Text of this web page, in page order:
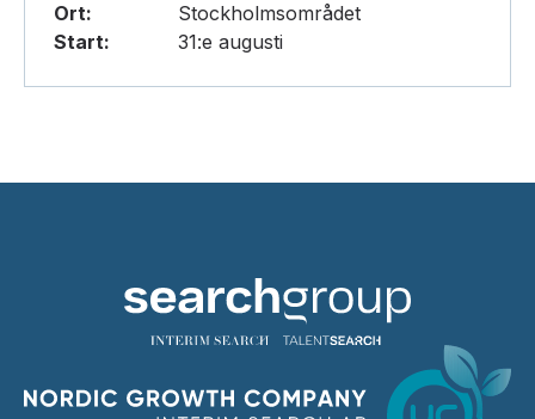
Ort:
Stockholmsområdet
Start:
31:e augusti